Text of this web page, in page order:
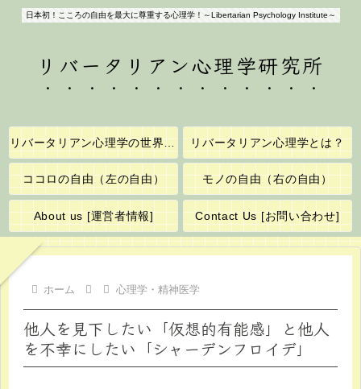
日本初！こころの自由を最大に尊重する心理学！～Libertarian Psychology Institute～
リバータリアン心理学研究所
リバータリアン心理学の世界へようこそ！ リバータリアン心理学とは？
ココロの自由（左の自由） モノの自由（右の自由）
About us [運営者情報] Contact Us [お問い合わせ]
ホーム 心理学・精神医学
他人を見下したい「仮想的有能感」と他人
を不幸にしたい「シャーデンフロイデ」